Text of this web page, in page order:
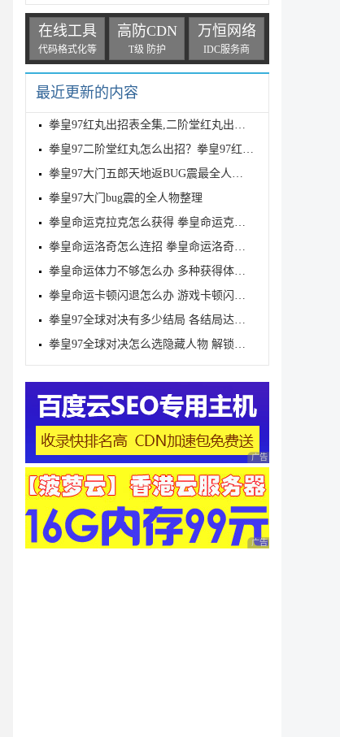
在线工具
代码格式化等
高防CDN
T级 防护
万恒网络
IDC服务商
最近更新的内容
拳皇97红丸出招表全集,二阶堂红丸出招表大全
拳皇97二阶堂红丸怎么出招？拳皇97红丸出招表大全
拳皇97大门五郎天地返BUG震最全人物集解
拳皇97大门bug震的全人物整理
拳皇命运克拉克怎么获得 拳皇命运克拉克获得方法分享
拳皇命运洛奇怎么连招 拳皇命运洛奇连招技巧分享
拳皇命运体力不够怎么办 多种获得体力值方法
拳皇命运卡顿闪退怎么办 游戏卡顿闪退解决方法
拳皇97全球对决有多少结局 各结局达成条件介绍
拳皇97全球对决怎么选隐藏人物 解锁全隐藏角色方法
广告 商业广告，理性
广告 商业广告，理性